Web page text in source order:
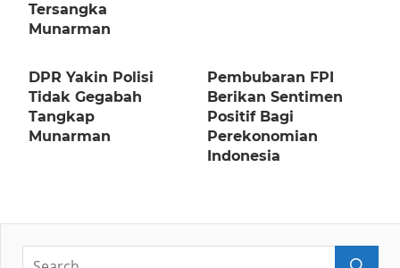
Tersangka
Munarman
DPR Yakin Polisi
Tidak Gegabah
Tangkap
Munarman
Pembubaran FPI
Berikan Sentimen
Positif Bagi
Perekonomian
Indonesia